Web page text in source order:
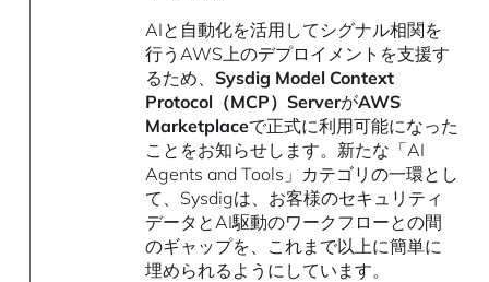
AIと自動化を活用してシグナル相関を
行うAWS上のデプロイメントを支援す
るため、Sysdig Model Context
Protocol（MCP）ServerがAWS
Marketplaceで正式に利用可能になった
ことをお知らせします。新たな「AI
Agents and Tools」カテゴリの一環とし
て、Sysdigは、お客様のセキュリティ
データとAI駆動のワークフローとの間
のギャップを、これまで以上に簡単に
埋められるようにしています。